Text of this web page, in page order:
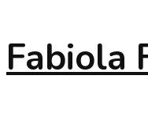
Fabiola